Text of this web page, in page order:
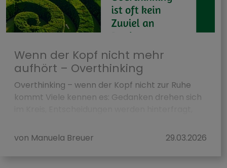
Wenn der Kopf nicht mehr
aufhört – Overthinking
Overthinking – wenn der Kopf nicht zur Ruhe
kommt Viele kennen es: Gedanken drehen sich
von Manuela Breuer
29.03.2026